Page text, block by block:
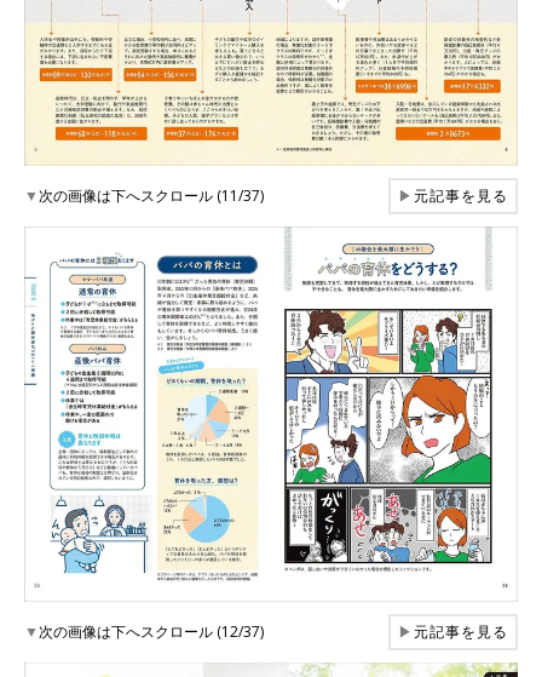
▼次の画像は下へスクロール (11/37) ▶元記事を見る
▼次の画像は下へスクロール (12/37) ▶元記事を見る